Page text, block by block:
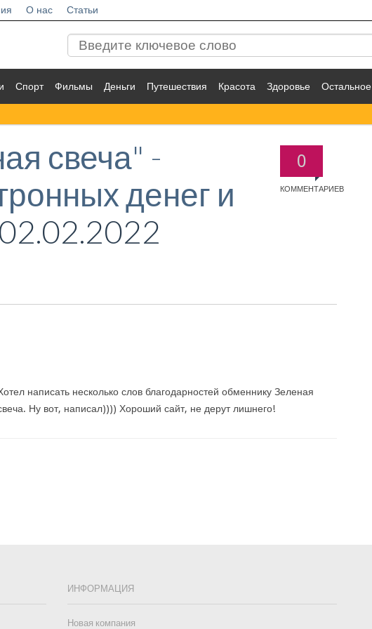
О нас Статьи
Спорт Фильмы Деньги Путешествия Красота Здоровье Остальное
0
КОММЕНТАРИЕВ
свеча" -
денег и
02.02.2022
написать несколько слов благодарностей обменнику Зеленая
Ну вот, написал)))) Хороший сайт, не дерут лишнего!
ИНФОРМАЦИЯ
Новая компания